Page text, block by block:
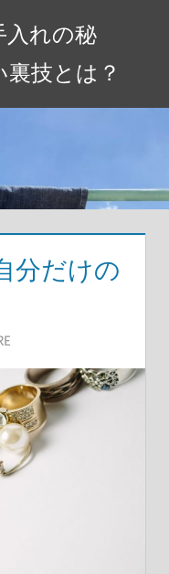
入れの秘
技とは？
分だけの